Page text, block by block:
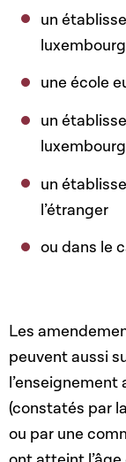
un
une école
un
un
l’étranger
ou dans le
Les
peuvent aussi
(constatés par
ou par une